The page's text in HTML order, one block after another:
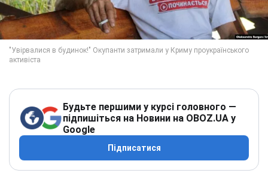
Будьте першими у курсі головного —
підпишіться на Новини на OBOZ.UA у
Google
Підписатися